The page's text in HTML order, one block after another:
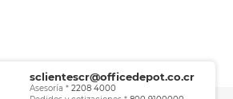
sclientescr@officedepot.co.cr
Asesoría *2208 4000